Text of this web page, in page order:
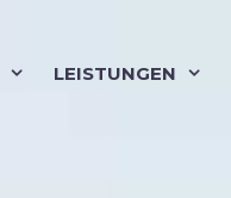
LEISTUNGEN